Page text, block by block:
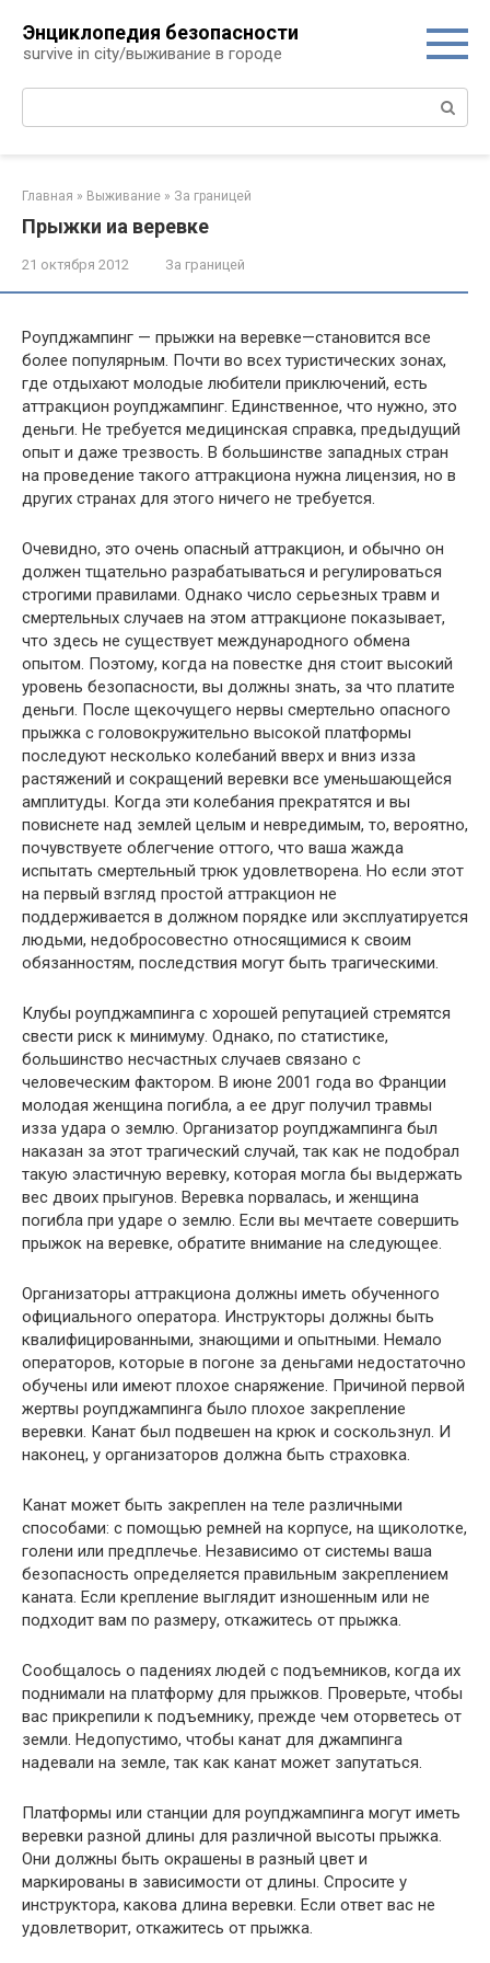
контенту
Энциклопедия безопасности
survive in city/выживание в городе
Поиск:
Главная » Выживание » За границей
Прыжки иа веревке
21 октября 2012 За границей
Роупджампинг — прыжки на веревке—становится все
более популярным. Почти во всех туристических зонах,
где отдыхают молодые любители приключений, есть
аттракцион роупджампинг. Единственное, что нужно, это
деньги. Не требуется медицинская справка, предыдущий
опыт и даже трезвость. В большинстве западных стран
на проведение такого аттракциона нужна лицензия, но в
других странах для этого ничего не требуется.
Очевидно, это очень опасный аттракцион, и обычно он
должен тщательно разрабатываться и регулироваться
строгими правилами. Однако число серьезных травм и
смертельных случаев на этом аттракционе показывает,
что здесь не существует международного обмена
опытом. Поэтому, когда на повестке дня стоит высокий
уровень безопасности, вы должны знать, за что платите
деньги. После щекочущего нервы смертельно опасного
прыжка с головокружительно высокой платформы
последуют несколько колебаний вверх и вниз изза
растяжений и сокращений веревки все уменьшающейся
амплитуды. Когда эти колебания прекратятся и вы
повиснете над землей целым и невредимым, то, вероятно,
почувствуете облегчение оттого, что ваша жажда
испытать смертельный трюк удовлетворена. Но если этот
на первый взгляд простой аттракцион не
поддерживается в должном порядке или эксплуатируется
людьми, недобросовестно относящимися к своим
обязанностям, последствия могут быть трагическими.
Клубы роупджампинга с хорошей репутацией стремятся
свести риск к минимуму. Однако, по статистике,
большинство несчастных случаев связано с
человеческим фактором. В июне 2001 года во Франции
молодая женщина погибла, а ее друг получил травмы
изза удара о землю. Организатор роупджампинга был
наказан за этот трагический случай, так как не подобрал
такую эластичную веревку, которая могла бы выдержать
вес двоих прыгунов. Веревка noрвалась, и женщина
погибла при ударе о землю. Если вы мечтаете совершить
прыжок на веревке, обратите внимание на следующее.
Организаторы аттракциона должны иметь обученного
официального оператора. Инструкторы должны быть
квалифицированными, знающими и опытными. Немало
операторов, которые в погоне за деньгами недостаточно
обучены или имеют плохое снаряжение. Причиной первой
жертвы роупджампинга было плохое закрепление
веревки. Канат был подвешен на крюк и соскользнул. И
наконец, у организаторов должна быть страховка.
Канат может быть закреплен на теле различными
способами: с помощью ремней на корпусе, на щиколотке,
голени или предплечье. Независимо от системы ваша
безопасность определяется правильным закреплением
каната. Если крепление выглядит изношенным или не
подходит вам по размеру, откажитесь от прыжка.
Сообщалось о падениях людей с подъемников, когда их
поднимали на платформу для прыжков. Проверьте, чтобы
вас прикрепили к подъемнику, прежде чем оторветесь от
земли. Недопустимо, чтобы канат для джампинга
надевали на земле, так как канат может запутаться.
Платформы или станции для роупджампинга могут иметь
веревки разной длины для различной высоты прыжка.
Они должны быть окрашены в разный цвет и
маркированы в зависимости от длины. Спросите у
инструктора, какова длина веревки. Если ответ вас не
удовлетворит, откажитесь от прыжка.